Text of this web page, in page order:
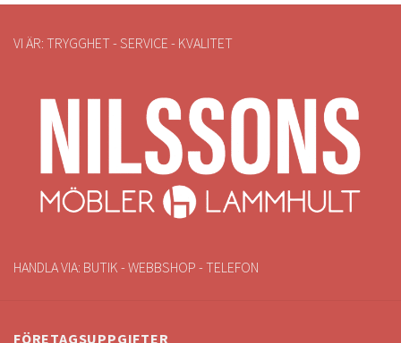
VI ÄR: TRYGGHET - SERVICE - KVALITET
HANDLA VIA: BUTIK - WEBBSHOP - TELEFON
FÖRETAGSUPPGIFTER